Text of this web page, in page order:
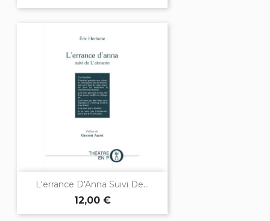
L'errance D'Anna Suivi De...
12,00 €